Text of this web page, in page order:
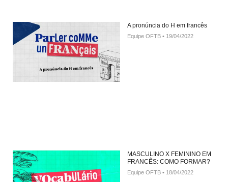
A pronúncia do H em francês
Equipe OFTB 19/04/2022
MASCULINO X FEMININO EM
FRANCÊS: COMO FORMAR?
Equipe OFTB 18/04/2022